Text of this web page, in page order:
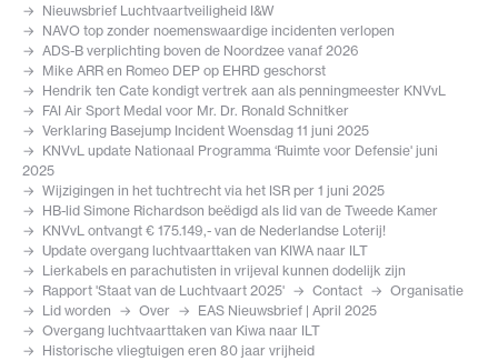
Nieuwsbrief Luchtvaartveiligheid I&W
NAVO top zonder noemenswaardige incidenten verlopen
ADS-B verplichting boven de Noordzee vanaf 2026
Mike ARR en Romeo DEP op EHRD geschorst
Hendrik ten Cate kondigt vertrek aan als penningmeester KNVvL
FAI Air Sport Medal voor Mr. Dr. Ronald Schnitker
Verklaring Basejump Incident Woensdag 11 juni 2025
KNVvL update Nationaal Programma ‘Ruimte voor Defensie' juni
2025
Wijzigingen in het tuchtrecht via het ISR per 1 juni 2025
HB-lid Simone Richardson beëdigd als lid van de Tweede Kamer
KNVvL ontvangt € 175.149,- van de Nederlandse Loterij!
Update overgang luchtvaarttaken van KIWA naar ILT
Lierkabels en parachutisten in vrijeval kunnen dodelijk zijn
Rapport 'Staat van de Luchtvaart 2025'
Contact
Organisatie
Lid worden
Over
EAS Nieuwsbrief | April 2025
Overgang luchtvaarttaken van Kiwa naar ILT
Historische vliegtuigen eren 80 jaar vrijheid